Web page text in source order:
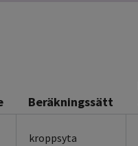
Beräkningssätt
kroppsyta